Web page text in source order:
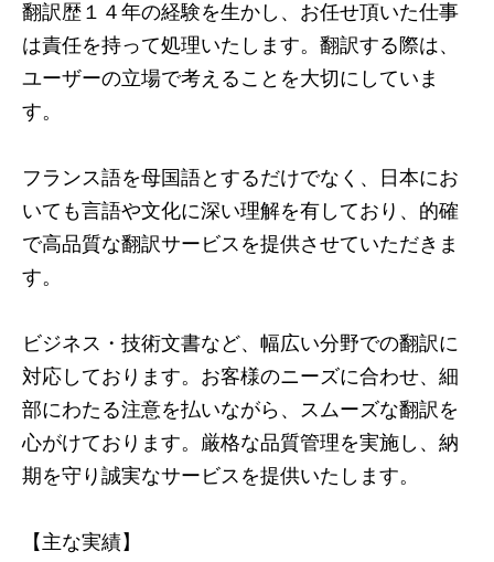
翻訳歴１４年の経験を生かし、お任せ頂いた仕事
は責任を持って処理いたします。翻訳する際は、
ユーザーの立場で考えることを大切にしていま
す。
フランス語を母国語とするだけでなく、日本にお
いても言語や文化に深い理解を有しており、的確
で高品質な翻訳サービスを提供させていただきま
す。
ビジネス・技術文書など、幅広い分野での翻訳に
対応しております。お客様のニーズに合わせ、細
部にわたる注意を払いながら、スムーズな翻訳を
心がけております。厳格な品質管理を実施し、納
期を守り誠実なサービスを提供いたします。
【主な実績】